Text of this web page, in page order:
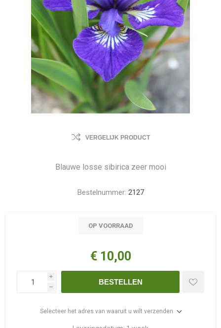
VERGELIJK PRODUCT
Blauwe losse sibirica zeer mooi
Bestelnummer: 2127
OP VOORRAAD
€ 10,00
i
h
BESTELLEN
Selecteer het adres van waaruit u wilt verzenden